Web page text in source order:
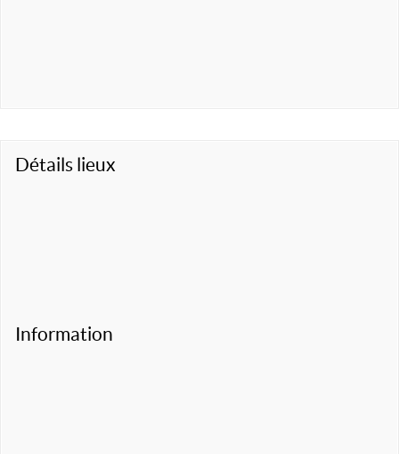
Détails lieux
Information